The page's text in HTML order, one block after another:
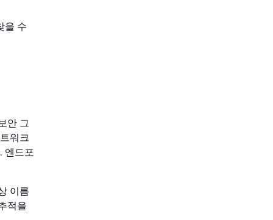
을 수
안 그
워크
엔드포
이름
적을